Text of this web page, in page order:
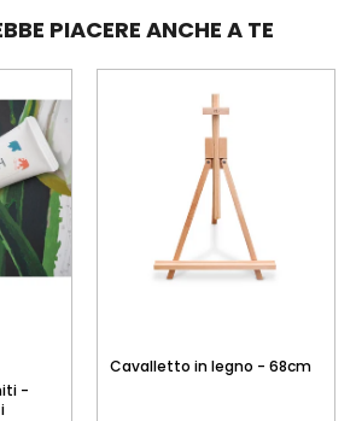
PIACERE ANCHE A TE
-
Cavalletto in legno - 68cm